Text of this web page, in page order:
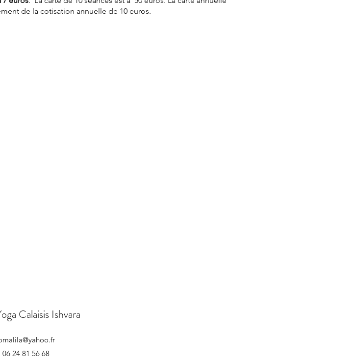
de la cotisation annuelle de 10 euros.
Calaisis Ishvara
06 24 81 56 68